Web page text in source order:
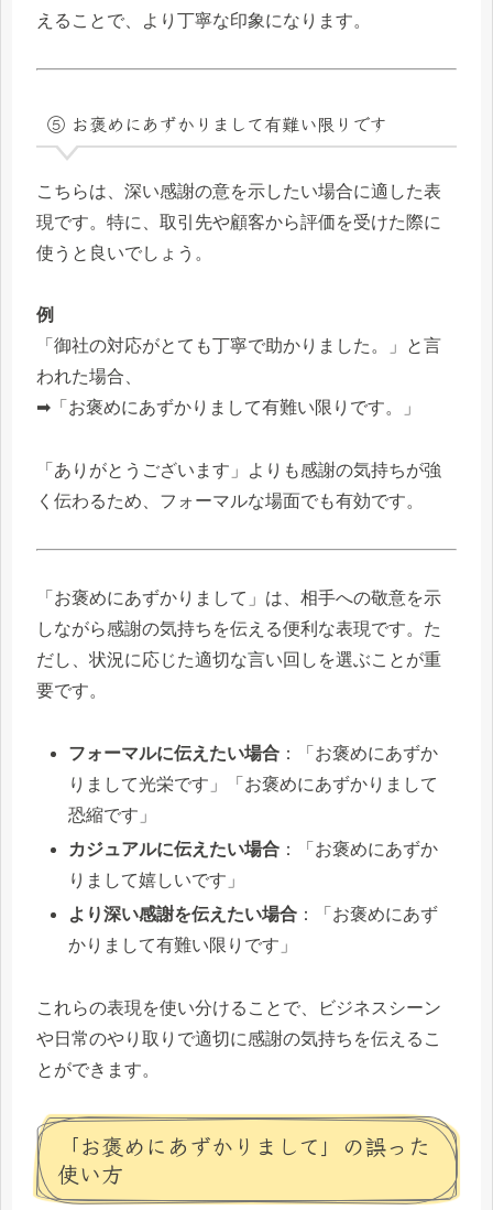
えることで、より丁寧な印象になります。
⑤ お褒めにあずかりまして有難い限りです
こちらは、深い感謝の意を示したい場合に適した表
現です。特に、取引先や顧客から評価を受けた際に
使うと良いでしょう。
例
「御社の対応がとても丁寧で助かりました。」と言
われた場合、
➡「お褒めにあずかりまして有難い限りです。」
「ありがとうございます」よりも感謝の気持ちが強
く伝わるため、フォーマルな場面でも有効です。
「お褒めにあずかりまして」は、相手への敬意を示
しながら感謝の気持ちを伝える便利な表現です。た
だし、状況に応じた適切な言い回しを選ぶことが重
要です。
フォーマルに伝えたい場合 ：「お褒めにあずか
りまして光栄です」「お褒めにあずかりまして
恐縮です」
カジュアルに伝えたい場合 ：「お褒めにあずか
りまして嬉しいです」
より深い感謝を伝えたい場合 ：「お褒めにあず
かりまして有難い限りです」
これらの表現を使い分けることで、ビジネスシーン
や日常のやり取りで適切に感謝の気持ちを伝えるこ
とができます。
「お褒めにあずかりまして」の誤った
使い方